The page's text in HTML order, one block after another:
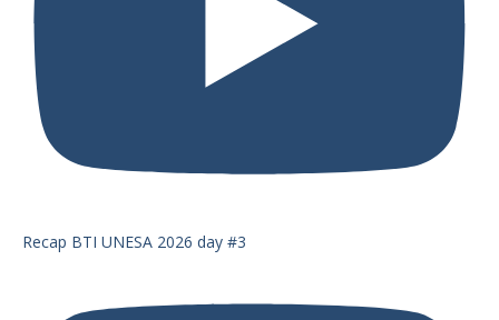
Recap BTI UNESA 2026 day #3